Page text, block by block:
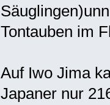
Tontauben im
Auf Iwo Jima
Japaner nur